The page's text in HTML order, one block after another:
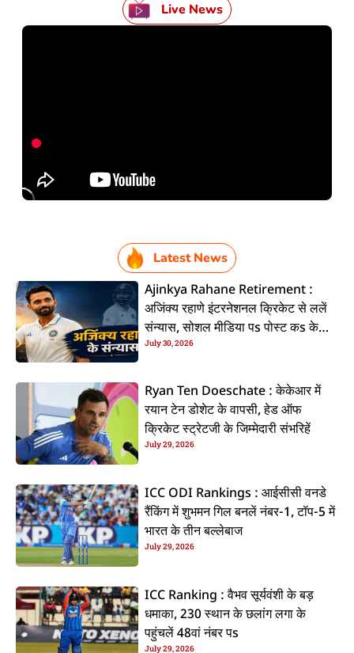
Live News
Latest News
Ajinkya Rahane Retirement :
अजिंक्य रहाणे इंटरनेशनल क्रिकेट से ललें
संन्यास, सोशल मीडिया पs पोस्ट कs के
कइलें एलान
July 30, 2026
Ryan Ten Doeschate : केकेआर में
रयान टेन डोशेट के वापसी, हेड ऑफ
क्रिकेट स्ट्रेटजी के जिम्मेदारी संभरिहें
July 29, 2026
ICC ODI Rankings : आईसीसी वनडे
रैंकिंग में शुभमन गिल बनलें नंबर-1, टॉप-5 में
भारत के तीन बल्लेबाज
July 29, 2026
ICC Ranking : वैभव सूर्यवंशी के बड़
धमाका, 230 स्थान के छलांग लगा के
पहुंचलें 48वां नंबर पs
July 29, 2026